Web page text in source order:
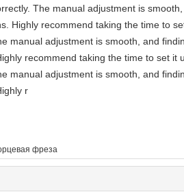
The manual adjustment is
Highly recommend taking the time to
manual adjustment is smooth, and
recommend taking the time to set it
manual adjustment is smooth, and
r
фреза